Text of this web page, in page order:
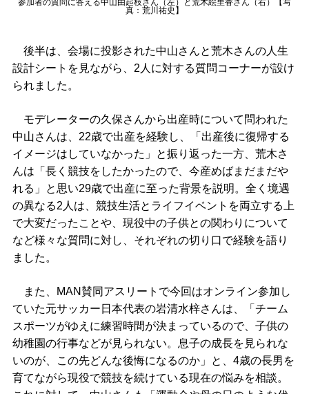
参加者の質問に答える中山由起枝さん（左）と荒木絵里香さん（右）【写
真：荒川祐史】
後半は、会場に投影された中山さんと荒木さんの人生
設計シートを見ながら、2人に対する質問コーナーが設け
られました。
モデレーターの久保さんから出産時について問われた
中山さんは、22歳で出産を経験し、「出産後に復帰する
イメージはしていなかった」と振り返った一方、荒木さ
んは「長く競技をしたかったので、今産めばまだまだや
れる」と思い29歳で出産に至った背景を説明。全く境遇
の異なる2人は、競技生活とライフイベントを両立する上
で大変だったことや、現役中の子供との関わりについて
など様々な質問に対し、それぞれの切り口で経験を語り
ました。
また、MAN賛同アスリートで今回はオンライン参加し
ていた元サッカー日本代表の岩清水梓さんは、「チーム
スポーツがゆえに練習時間が決まっているので、子供の
幼稚園の行事などが見られない。息子の成長を見られな
いのが、この先どんな後悔になるのか」と、4歳の長男を
育てながら現役で競技を続けている現在の悩みを相談。